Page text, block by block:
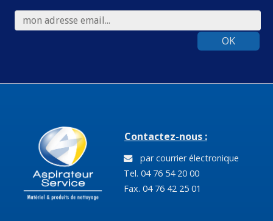
OK
Contactez-nous :
par courrier électronique
Tel. 04 76 54 20 00
Fax. 04 76 42 25 01